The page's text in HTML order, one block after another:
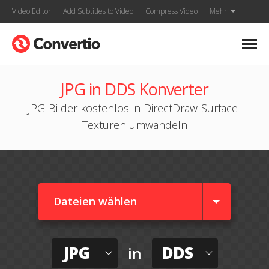
Video Editor Add Subtitles to Video Compress Video Mehr
JPG in DDS Konverter
JPG-Bilder kostenlos in DirectDraw-Surface-
Texturen umwandeln
Dateien wählen
JPG in DDS